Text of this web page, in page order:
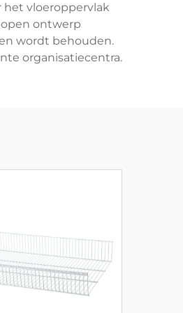
het vloeroppervlak
ontwerp
wordt behouden.
organisatiecentra.